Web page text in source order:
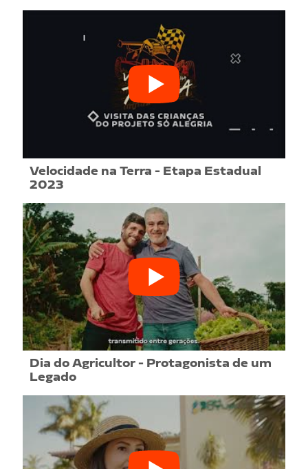
Velocidade na Terra - Etapa Estadual
2023
Dia do Agricultor - Protagonista de um
Legado